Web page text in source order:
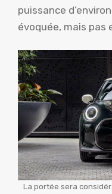
puissance
évoquée, mais pas
La portée sera